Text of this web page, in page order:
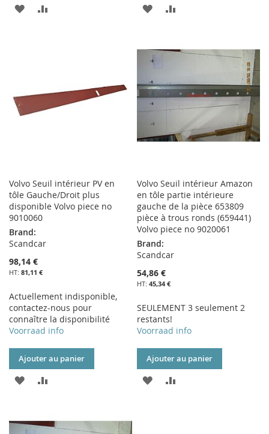
AJOUTER
D’ENVIE
AJOUTER
MA
D’ENVIE
COMPARATEUR
Volvo Seuil intérieur PV en
tôle Gauche/Droit plus
disponible Volvo piece no
9010060
Brand:
Scandcar
98,14 €
81,11 €
Actuellement indisponible,
contactez-nous pour
connaître la disponibilité
Voorraad info
Ajouter au panier
AJOUTER
MA
COMPARATEUR
Volvo Seuil intérieur Amazon
en tôle partie intérieure
gauche de la pièce 653809
pièce à trous ronds (659441)
Volvo piece no 9020061
Brand:
Scandcar
54,86 €
45,34 €
SEULEMENT 3 seulement 2
restants!
Voorraad info
Ajouter au panier
AJOUTER